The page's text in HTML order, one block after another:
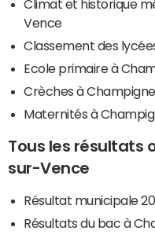
Climat et historique
Vence
Classement des
Ecole primaire à
Crèches à
Maternités à
Tous les résultats
sur-Vence
Résultat municipale
Résultats du bac à